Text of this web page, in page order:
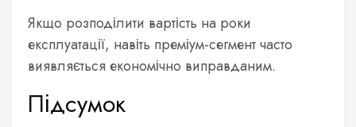
Якщо розподілити вартість на роки
експлуатації, навіть преміум-сегмент часто
виявляється економічно виправданим.
Підсумок